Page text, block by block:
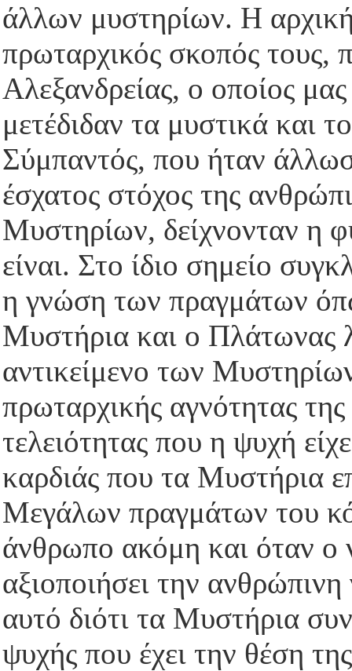
άλλων μυστηρίων. Η
πρωταρχικός σκοπός τους,
Αλεξανδρείας, ο οποίος
μετέδιδαν τα μυστικά και
Σύμπαντός, που ήταν
έσχατος στόχος της
Μυστηρίων, δείχνονταν η
είναι. Στο ίδιο σημείο
η γνώση των πραγμάτων
Μυστήρια και ο Πλάτωνας
αντικείμενο των
πρωταρχικής αγνότητας
τελειότητας που η ψυχή
καρδιάς που τα Μυστήρια
Μεγάλων πραγμάτων του
άνθρωπο ακόμη και όταν ο
αξιοποιήσει την
αυτό διότι τα Μυστήρια
ψυχής που έχει την θέση